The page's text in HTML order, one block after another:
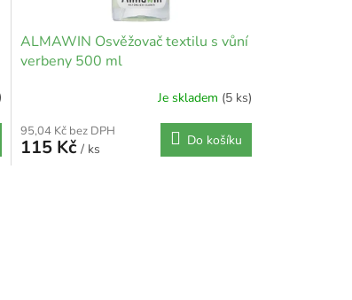
ALMAWIN Osvěžovač textilu s vůní
verbeny 500 ml
Je skladem (5 ks)
95,04 Kč bez DPH
115 Kč / ks
Do košíku